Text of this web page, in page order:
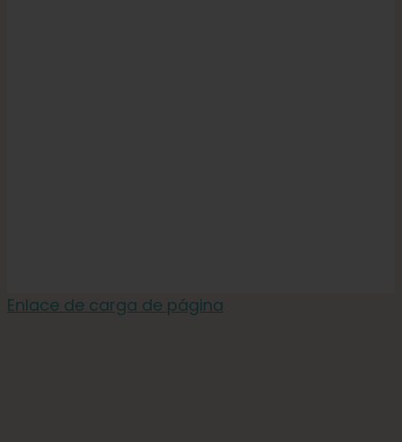
Enlace de carga de página